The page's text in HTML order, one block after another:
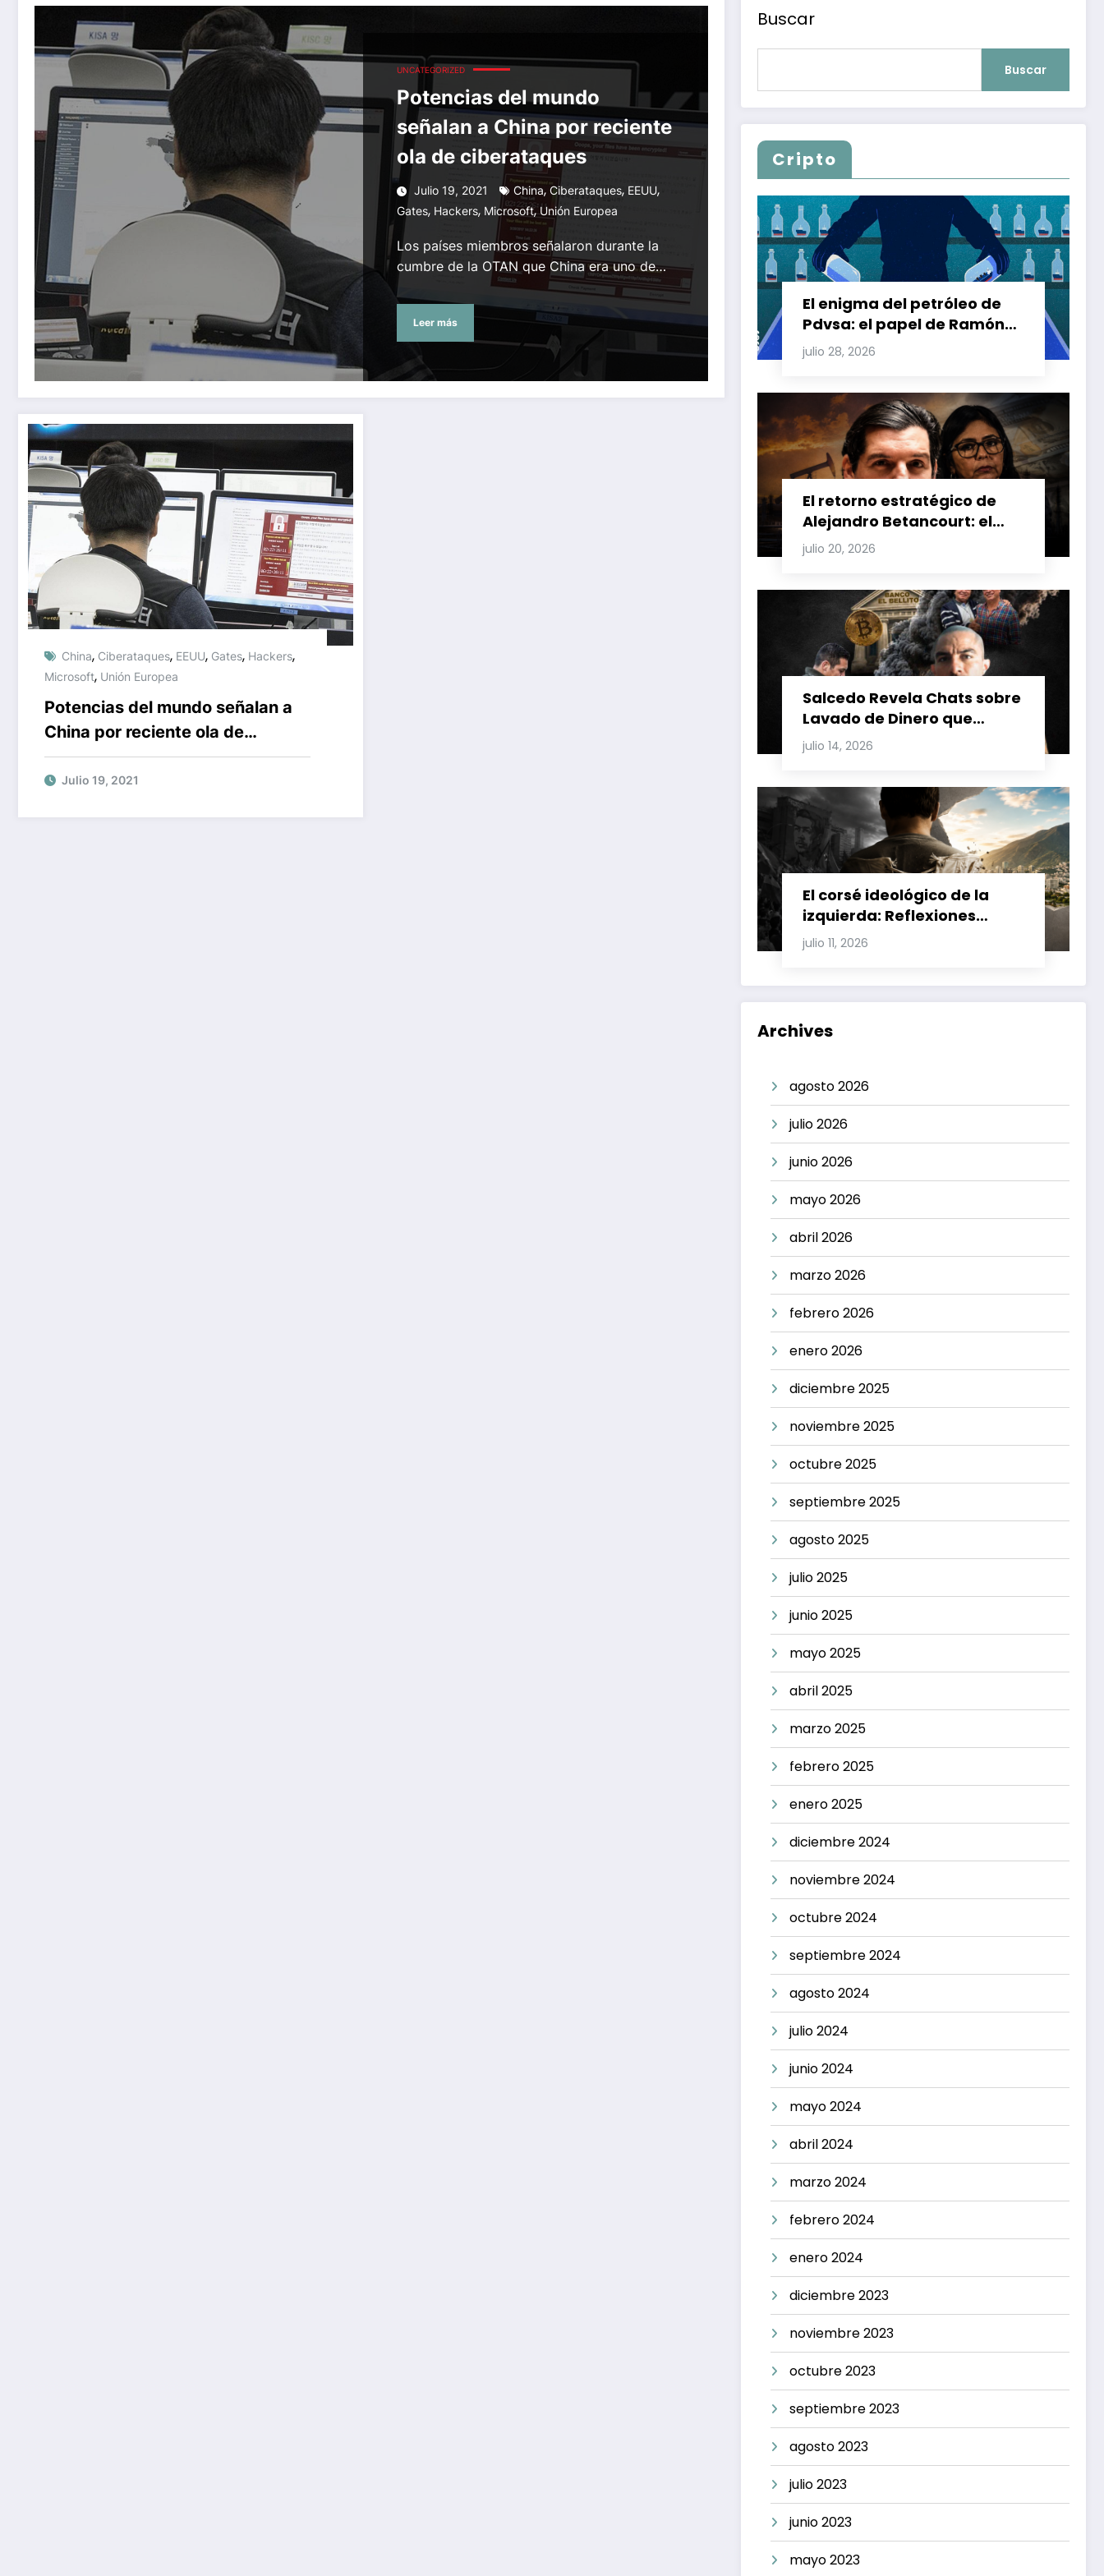
Potencias del mundo señalan a China por reciente ola de ciberataques
UNCATEGORIZED
Potencias del mundo
señalan a China por reciente
ola de ciberataques
Julio 19, 2021 China,Ciberataques, EEUU,
Gates, Hackers, Microsoft,Unión Europea
Los países miembros señalaron durante la
cumbre de la OTAN que China era uno de…
Leer más
China, Ciberataques, EEUU, Gates, Hackers,
Microsoft, Unión Europea
Potencias del mundo señalan a
China por reciente ola de
ciberataques
Julio 19, 2021
Buscar
Buscar
Cripto
El enigma del petróleo de
Pdvsa: el papel de Ramón
Carretero en el triángulo de
Carretero y su impacto en
julio 28, 2026
El retorno estratégico de
Alejandro Betancourt: el
bolichico que desafía la
justicia y renueva su poder
venezolana
julio 20, 2026
Salcedo Revela Chats sobre
Lavado de Dinero que
Involucran a Glas, Correa y
Juan Fernando Petro en el
julio 14, 2026
El corsé ideológico de la
izquierda: Reflexiones
sobre el fracaso chavista y
la crisis moral en América
julio 11, 2026
Archives
agosto 2026
julio 2026
junio 2026
mayo 2026
abril 2026
marzo 2026
febrero 2026
enero 2026
diciembre 2025
noviembre 2025
octubre 2025
septiembre 2025
agosto 2025
julio 2025
junio 2025
mayo 2025
abril 2025
marzo 2025
febrero 2025
enero 2025
diciembre 2024
noviembre 2024
octubre 2024
septiembre 2024
agosto 2024
julio 2024
junio 2024
mayo 2024
abril 2024
marzo 2024
febrero 2024
enero 2024
diciembre 2023
noviembre 2023
octubre 2023
septiembre 2023
agosto 2023
julio 2023
junio 2023
mayo 2023